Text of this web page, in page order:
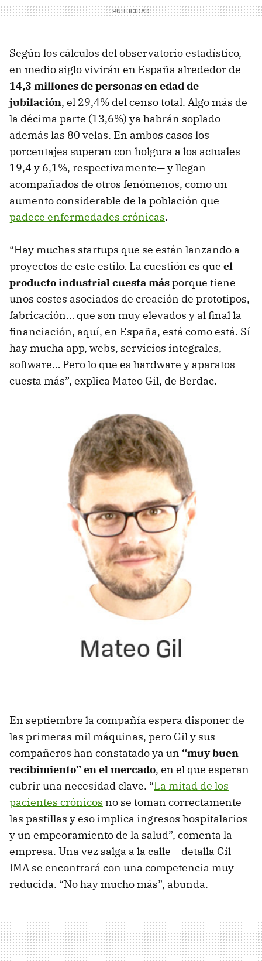
Según los cálculos del observatorio estadístico,
en medio siglo vivirán en España alrededor de
14,3 millones de personas en edad de
jubilación, el 29,4% del censo total. Algo más de
la décima parte (13,6%) ya habrán soplado
además las 80 velas. En ambos casos los
porcentajes superan con holgura a los actuales —
19,4 y 6,1%, respectivamente— y llegan
acompañados de otros fenómenos, como un
aumento considerable de la población que
padece enfermedades crónicas.
“Hay muchas startups que se están lanzando a
proyectos de este estilo. La cuestión es que el
producto industrial cuesta másporque tiene
unos costes asociados de creación de prototipos,
fabricación… que son muy elevados y al final la
financiación, aquí, en España, está como está. Sí
hay mucha app, webs, servicios integrales,
software… Pero lo que es hardware y aparatos
cuesta más”, explica Mateo Gil, de Berdac.
En septiembre la compañía espera disponer de
las primeras mil máquinas, pero Gil y sus
compañeros han constatado ya un “muy buen
recibimiento” en el mercado, en el que esperan
cubrir una necesidad clave. “La mitad de los
pacientes crónicos no se toman correctamente
las pastillas y eso implica ingresos hospitalarios
y un empeoramiento de la salud”, comenta la
empresa. Una vez salga a la calle —detalla Gil—
IMA se encontrará con una competencia muy
reducida. “No hay mucho más”, abunda.